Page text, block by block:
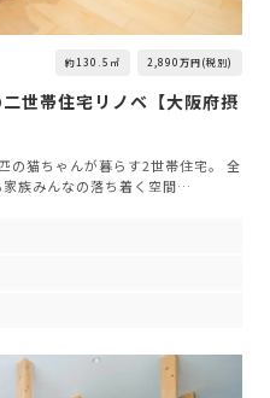
約130.5㎡ 2,890万円(税別)
世帯住宅リノベ【大阪府摂
の猫ちゃんが暮らす2世帯住宅。 全
族みんなの落ち着く空間…